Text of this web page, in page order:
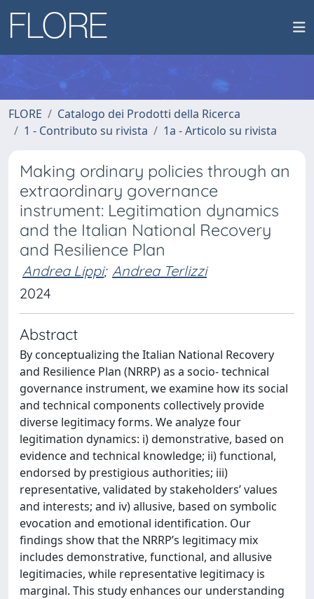
FLORE
Catalogo dei Prodotti della Ricerca
1 - Contributo su rivista
1a - Articolo su rivista
Making ordinary policies through an
extraordinary governance
instrument: Legitimation dynamics
and the Italian National Recovery
and Resilience Plan
Andrea Lippi; Andrea Terlizzi
2024
Abstract
By conceptualizing the Italian National Recovery
and Resilience Plan (NRRP) as a socio- technical
governance instrument, we examine how its social
and technical components collectively provide
diverse legitimacy forms. We analyze four
legitimation dynamics: i) demonstrative, based on
evidence and technical knowledge; ii) functional,
endorsed by prestigious authorities; iii)
representative, validated by stakeholders’ values
and interests; and iv) allusive, based on symbolic
evocation and emotional identification. Our
findings show that the NRRP’s legitimacy mix
includes demonstrative, functional, and allusive
legitimacies, while representative legitimacy is
marginal. This study enhances our understanding